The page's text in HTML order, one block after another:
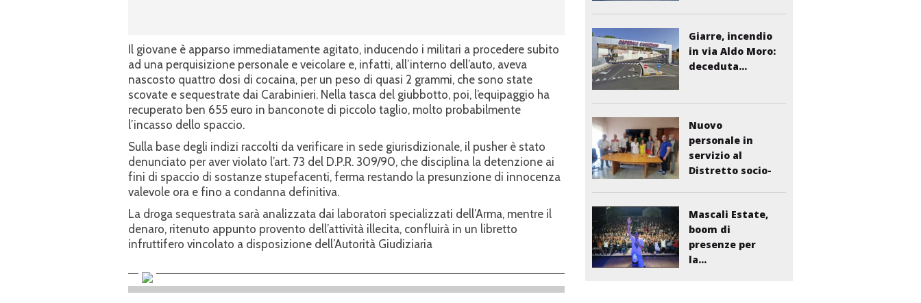
Il giovane è apparso immediatamente agitato, inducendo i militari a procedere subito
ad una perquisizione personale e veicolare e, infatti, all’interno dell’auto, aveva
nascosto quattro dosi di cocaina, per un peso di quasi 2 grammi, che sono state
scovate e sequestrate dai Carabinieri. Nella tasca del giubbotto, poi, l’equipaggio ha
recuperato ben 655 euro in banconote di piccolo taglio, molto probabilmente
l’incasso dello spaccio.
Sulla base degli indizi raccolti da verificare in sede giurisdizionale, il pusher è stato
denunciato per aver violato l’art. 73 del D.P.R. 309/90, che disciplina la detenzione ai
fini di spaccio di sostanze stupefacenti, ferma restando la presunzione di innocenza
valevole ora e fino a condanna definitiva.
La droga sequestrata sarà analizzata dai laboratori specializzati dell’Arma, mentre il
denaro, ritenuto appunto provento dell’attività illecita, confluirà in un libretto
infruttifero vincolato a disposizione dell’Autorità Giudiziaria
Giarre, incendio
in via Aldo Moro:
deceduta...
Nuovo
personale in
servizio al
Distretto socio-
Mascali Estate,
boom di
presenze per
la...